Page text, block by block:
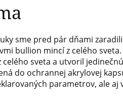
sme pred pár dňami
bullion mincí z celého
sveta a utvoril
do ochrannej akrylovej
parametrov, ale aj